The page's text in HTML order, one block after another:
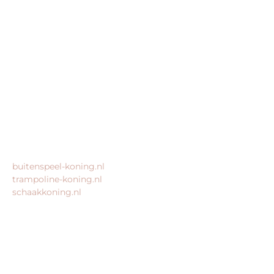
buitenspeel-koning.nl
trampoline-koning.nl
schaakkoning.nl